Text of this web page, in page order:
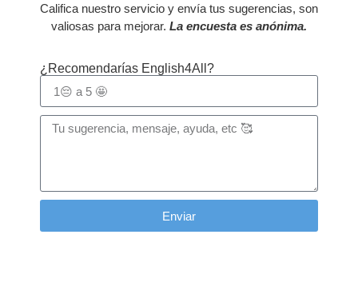
Califica nuestro servicio y envía tus sugerencias, son
valiosas para mejorar. La encuesta es anónima.
¿Recomendarías English4All?
Enviar